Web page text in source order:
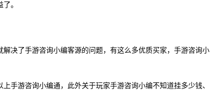
。
决了手游咨询小编客源的问题，有这么多优质买家，手游咨询小
手游咨询小编通，此外关于玩家手游咨询小编不知道挂多少钱、